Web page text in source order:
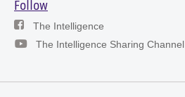
Follow
The Intelligence
The Intelligence Sharing Channel